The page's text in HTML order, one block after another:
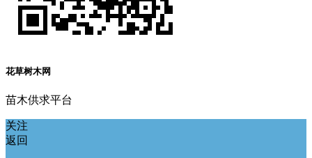
花草树木网
苗木供求平台
关注
返回